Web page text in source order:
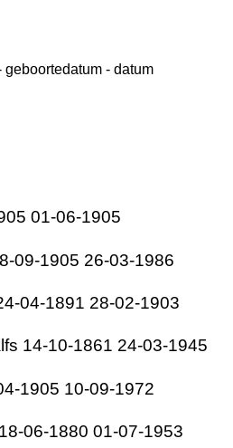
- datum
01-06-1905
09-1905 26-03-1986
04-1891 28-02-1903
14-10-1861 24-03-1945
1905 10-09-1972
06-1880 01-07-1953